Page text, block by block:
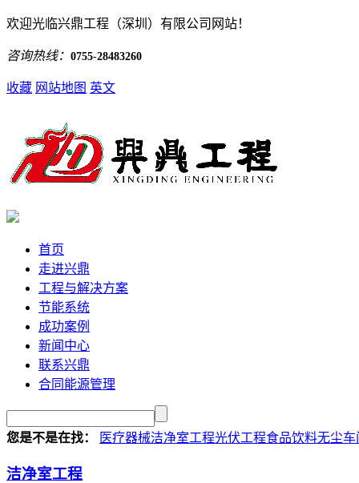
欢迎光临兴鼎工程（深圳）有限公司网站！
咨询热线： 0755-28483260
收藏 网站地图 英文
首页
走进兴鼎
工程与解决方案
节能系统
成功案例
新闻中心
联系兴鼎
合同能源管理
您是不是在找： 医疗器械洁净室工程光伏工程食品饮料无尘车
洁净室工程